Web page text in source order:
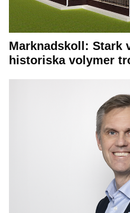
Marknadskoll: Stark
historiska volymer